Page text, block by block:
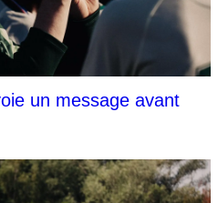
un message avant